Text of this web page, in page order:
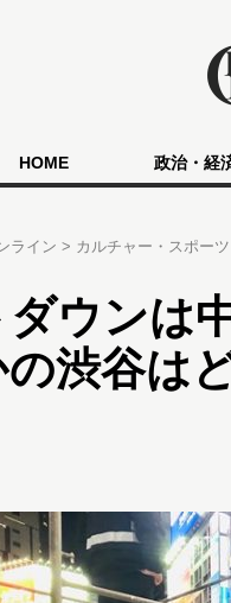
HOME 政治・経
ライン カルチャー・スポーツ
ダウンは
渋谷は